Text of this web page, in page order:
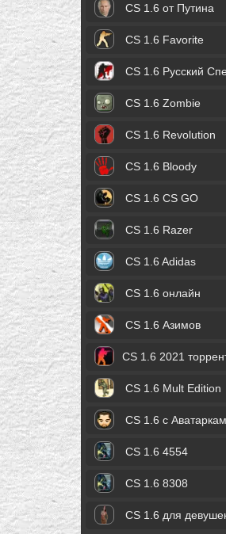
CS 1.6 от Путина
CS 1.6 Favorite
CS 1.6 Русский
CS 1.6 Zombie
CS 1.6 Revolution
CS 1.6 Bloody
CS 1.6 CS GO
CS 1.6 Razer
CS 1.6 Adidas
CS 1.6 онлайн
CS 1.6 Азимов
CS 1.6 2021
CS 1.6 Mult Edition
CS 1.6 с
CS 1.6 4554
CS 1.6 8308
CS 1.6 для